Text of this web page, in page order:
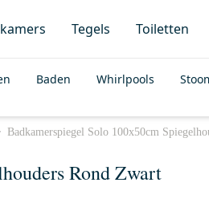
Tegels Toiletten
Baden Whirlpools
Badkamerspiegel Solo 100x50cm
Rond Zwart